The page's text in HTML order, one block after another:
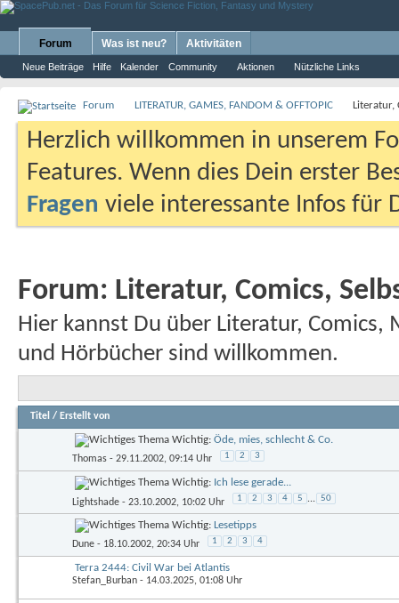
Forum
Neue Beiträge Hilfe Kalender Community Aktionen Nützliche Links
Was ist neu? Aktivitäten
Forum LITERATUR, GAMES, FANDOM & OFFTOPIC Literatur,
Herzlich willkommen in unserem
Features. Wenn dies Dein erster
Fragen viele interessante Infos für
Forum: Literatur, Comics,
Hier kannst Du über Literatur, Comics,
und Hörbücher sind willkommen.
Titel / Erstellt von
Wichtig: Öde, mies, schlecht & Co.
Thomas - 29.11.2002, 09:14 Uhr 1 2 3
Wichtig: Ich lese gerade...
Lightshade - 23.10.2002, 10:02 Uhr 1 2 3 4 5 ... 50
Wichtig: Lesetipps
Dune - 18.10.2002, 20:34 Uhr 1 2 3 4
Terra 2444: Civil War bei Atlantis
Stefan_Burban - 14.03.2025, 01:08 Uhr